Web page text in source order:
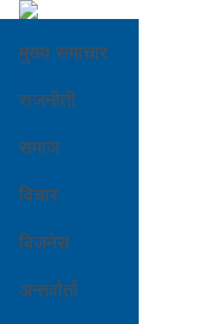
मुख्य समाचार
राजनीती
समाज
विचार
बिजनेस
अन्तर्वार्ता